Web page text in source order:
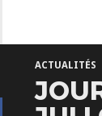
ACTUALITÉS